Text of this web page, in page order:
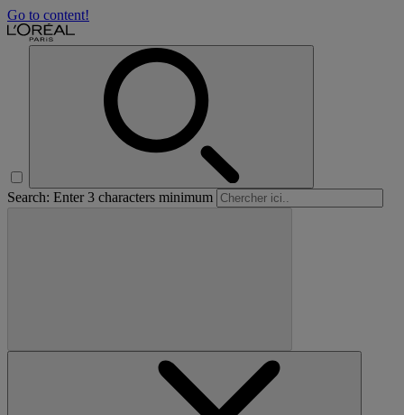
Go to content!
Search: Enter 3 characters minimum